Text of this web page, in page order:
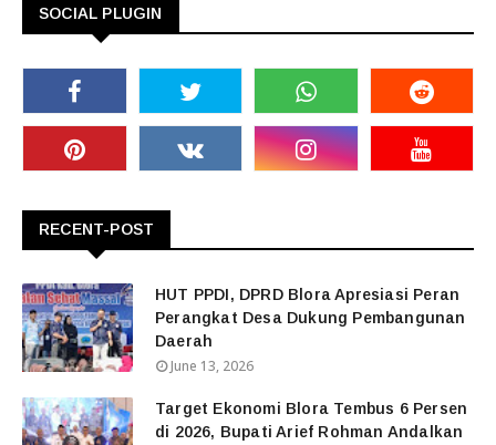
SOCIAL PLUGIN
RECENT-POST
HUT PPDI, DPRD Blora Apresiasi Peran
Perangkat Desa Dukung Pembangunan
Daerah
June 13, 2026
Target Ekonomi Blora Tembus 6 Persen
di 2026, Bupati Arief Rohman Andalkan